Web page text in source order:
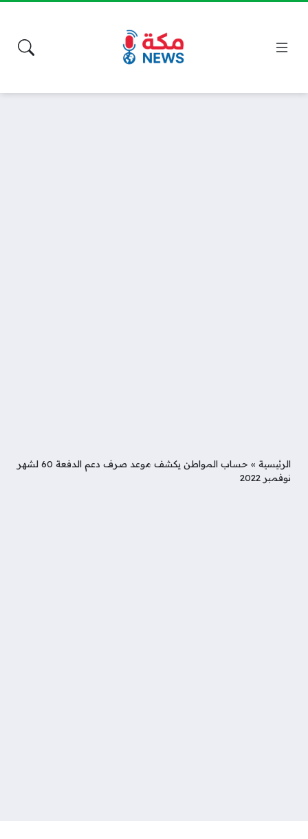
الرئيسية »
حساب المواطن يكشف موعد صرف دعم الدفعة 60 لشهر
نوفمبر 2022